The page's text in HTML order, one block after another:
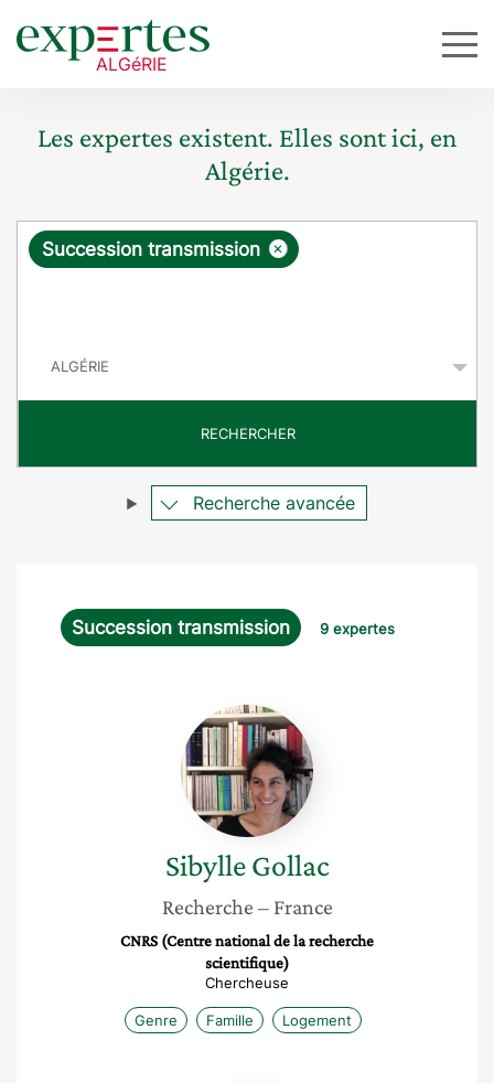
Les expertes existent. Elles sont ici, en
Algérie.
R
ê
e
×
Succession transmission
RECHERCHER
Recherche avancée
Succession transmission 9 expertes
Sibylle
Gollac
Sibylle Gollac
Recherche – France
CNRS (Centre national de la recherche
scientifique)
Chercheuse
Genre Famille Logement